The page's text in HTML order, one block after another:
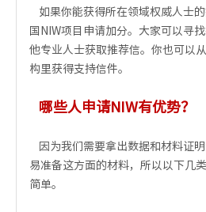
如果你能获得所在领域权威人士
国NIW项目申请加分。大家可以寻
他专业人士获取推荐信。你也可以
构里获得支持信件。
哪些人申请NIW有优势？
因为我们需要拿出数据和材料证
易准备这方面的材料，所以以下几
简单。